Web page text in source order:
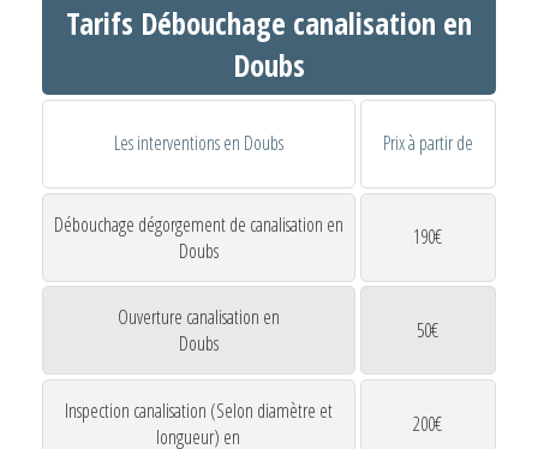
Tarifs Débouchage canalisation en
Doubs
Les interventions en Doubs Prix à partir de
Débouchage dégorgement de canalisation en
Doubs
190€
Ouverture canalisation en
Doubs
50€
Inspection canalisation (Selon diamètre et
longueur) en
200€